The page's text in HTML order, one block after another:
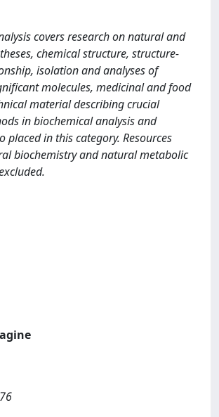
covers research on natural and
chemical structure, structure-
isolation and analyses of
molecules, medicinal and food
material describing crucial
in biochemical analysis and
placed in this category. Resources
biochemistry and natural metabolic